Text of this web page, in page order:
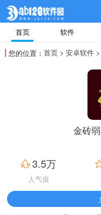
首页 软件
您的位置： 首页 > 安卓软件
金砖
3.5万
人气值